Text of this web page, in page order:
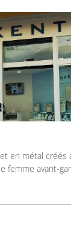
en métal créés
femme avant-